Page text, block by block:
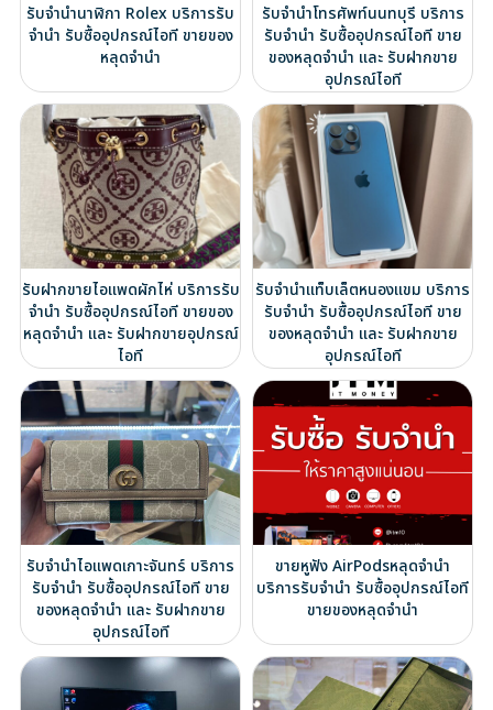
รับจำนำนาฬิกา Rolex บริการรับ
จำนำ รับซื้ออุปกรณ์ไอที ขายของ
หลุดจำนำ
รับจำนำโทรศัพท์นนทบุรี บริการ
รับจำนำ รับซื้ออุปกรณ์ไอที ขาย
ของหลุดจำนำ และ รับฝากขาย
อุปกรณ์ไอที
รับฝากขายไอแพดผักไห่ บริการรับ
จำนำ รับซื้ออุปกรณ์ไอที ขายของ
หลุดจำนำ และ รับฝากขายอุปกรณ์
ไอที
รับจำนำแท็บเล็ตหนองแขม บริการ
รับจำนำ รับซื้ออุปกรณ์ไอที ขาย
ของหลุดจำนำ และ รับฝากขาย
อุปกรณ์ไอที
รับจำนำไอแพดเกาะจันทร์ บริการ
รับจำนำ รับซื้ออุปกรณ์ไอที ขาย
ของหลุดจำนำ และ รับฝากขาย
อุปกรณ์ไอที
ขายหูฟัง AirPodsหลุดจำนำ
บริการรับจำนำ รับซื้ออุปกรณ์ไอที
ขายของหลุดจำนำ